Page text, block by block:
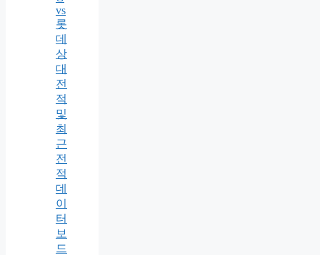
vs
롯
데
상
대
전
적
및
최
근
전
적
데
이
터
보
드